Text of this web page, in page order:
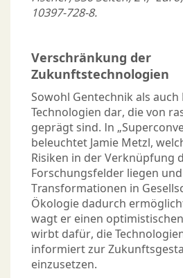
10397-728-8.
Verschränkung der
Zukunftstechnologien
Sowohl Gentechnik als auch
Technologien dar, die von
geprägt sind. In
beleuchtet Jamie Metzl,
Risiken in der Verknüpfung
Forschungsfelder liegen
Transformationen in
Ökologie dadurch
wagt er einen
wirbt dafür, die
informiert zur
einzusetzen.